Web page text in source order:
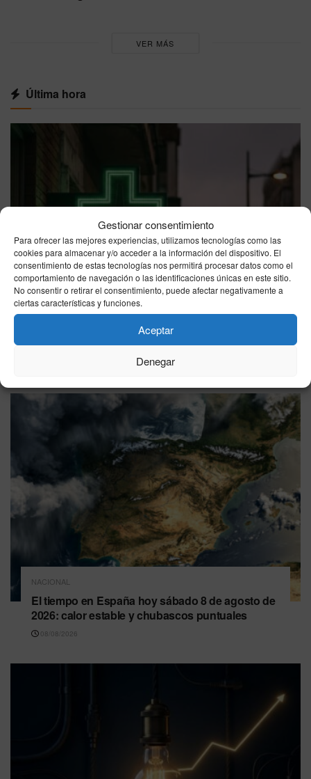
Gestionar consentimiento
Para ofrecer las mejores experiencias, utilizamos tecnologías como las
cookies para almacenar y/o acceder a la información del dispositivo. El
consentimiento de estas tecnologías nos permitirá procesar datos como el
comportamiento de navegación o las identificaciones únicas en este sitio.
No consentir o retirar el consentimiento, puede afectar negativamente a
ciertas características y funciones.
Aceptar
Denegar
VER MÁS
Última hora
Farmacias de Guardia en Ceuta – 8 de agosto de
2026
NACIONAL
El tiempo en España hoy sábado 8 de agosto de
2026: calor estable y chubascos puntuales
08/08/2026